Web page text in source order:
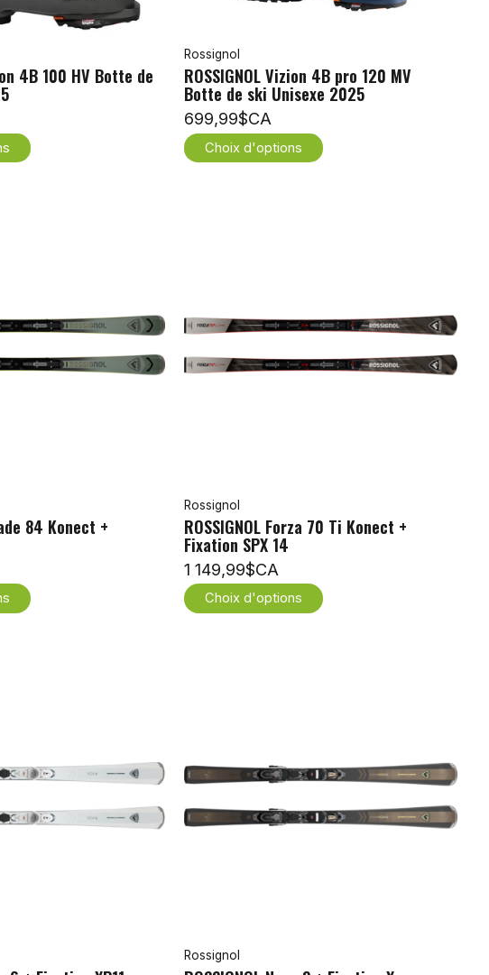
4B 100 HV Botte de
Rossignol
ROSSIGNOL Vizion 4B pro 120 MV
Botte de ski Unisexe 2025
699,99$CA
Choix d'options
84 Konect +
Rossignol
ROSSIGNOL Forza 70 Ti Konect +
Fixation SPX 14
1 149,99$CA
Choix d'options
Rossignol